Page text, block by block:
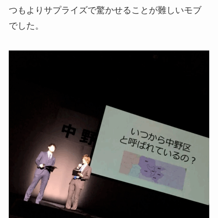
つもよりサプライズで驚かせることが難しいモブ
でした。